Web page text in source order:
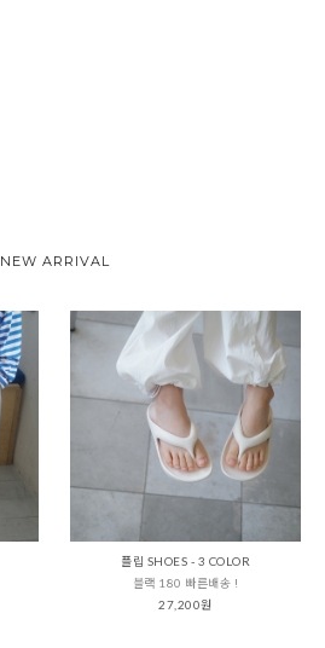
NEW ARRIVAL
플립 SHOES - 3 COLOR
블랙 180 빠른배송 !
27,200원